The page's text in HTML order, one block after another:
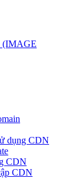
(IMAGE
dụng CDN
CDN
CDN